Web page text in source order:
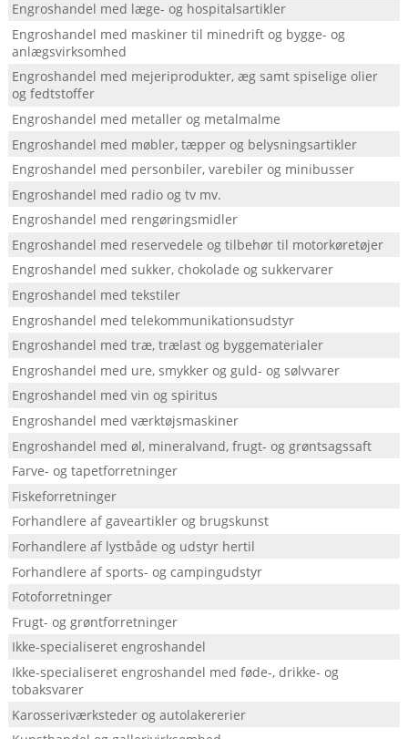
Engroshandel med læge- og hospitalsartikler
Engroshandel med maskiner til minedrift og bygge- og
anlægsvirksomhed
Engroshandel med mejeriprodukter, æg samt spiselige olier
og fedtstoffer
Engroshandel med metaller og metalmalme
Engroshandel med møbler, tæpper og belysningsartikler
Engroshandel med personbiler, varebiler og minibusser
Engroshandel med radio og tv mv.
Engroshandel med rengøringsmidler
Engroshandel med reservedele og tilbehør til motorkøretøjer
Engroshandel med sukker, chokolade og sukkervarer
Engroshandel med tekstiler
Engroshandel med telekommunikationsudstyr
Engroshandel med træ, trælast og byggematerialer
Engroshandel med ure, smykker og guld- og sølvvarer
Engroshandel med vin og spiritus
Engroshandel med værktøjsmaskiner
Engroshandel med øl, mineralvand, frugt- og grøntsagssaft
Farve- og tapetforretninger
Fiskeforretninger
Forhandlere af gaveartikler og brugskunst
Forhandlere af lystbåde og udstyr hertil
Forhandlere af sports- og campingudstyr
Fotoforretninger
Frugt- og grøntforretninger
Ikke-specialiseret engroshandel
Ikke-specialiseret engroshandel med føde-, drikke- og
tobaksvarer
Karosseriværksteder og autolakererier